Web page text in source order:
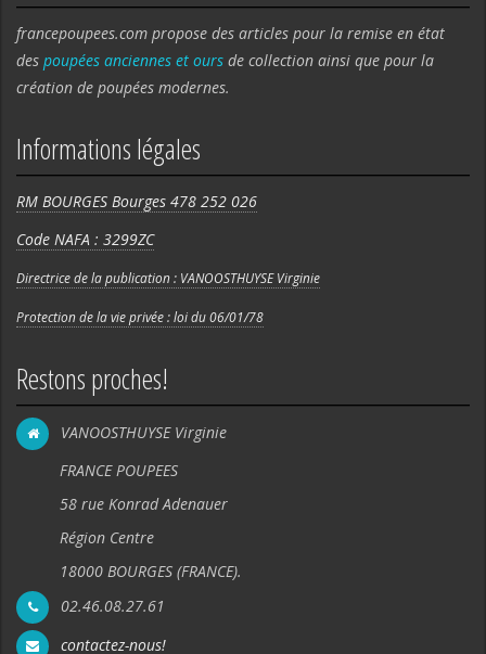
francepoupees.com propose des articles pour la remise en état
des poupées anciennes et ours de collection ainsi que pour la
création de poupées modernes.
Informations légales
RM BOURGES Bourges 478 252 026
Code NAFA : 3299ZC
Directrice de la publication : VANOOSTHUYSE Virginie
Protection de la vie privée : loi du 06/01/78
Restons proches!
VANOOSTHUYSE Virginie
FRANCE POUPEES
58 rue Konrad Adenauer
Région Centre
18000 BOURGES (FRANCE).
02.46.08.27.61
contactez-nous!